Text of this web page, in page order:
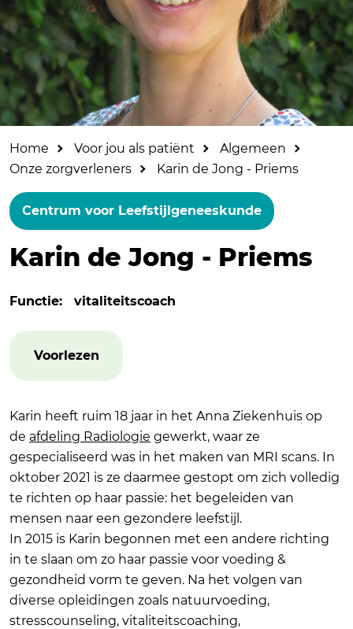
Home Voor jou als patiënt
Algemeen
Onze zorgverleners
Karin de Jong - Priems
Centrum voor Leefstijlgeneeskunde
Karin de Jong - Priems
Functie: vitaliteitscoach
Voorlezen
Karin heeft ruim 18 jaar in het Anna Ziekenhuis op
de afdeling Radiologie gewerkt, waar ze
gespecialiseerd was in het maken van MRI scans. In
oktober 2021 is ze daarmee gestopt om zich volledig
te richten op haar passie: het begeleiden van
mensen naar een gezondere leefstijl.
In 2015 is Karin begonnen met een andere richting
in te slaan om zo haar passie voor voeding &
gezondheid vorm te geven. Na het volgen van
diverse opleidingen zoals natuurvoeding,
stresscounseling, vitaliteitscoaching,